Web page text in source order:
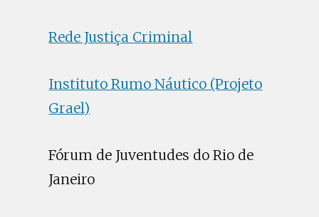
Rede Justiça Criminal
Instituto Rumo Náutico (Projeto
Grael)
Fórum de Juventudes do Rio de
Janeiro